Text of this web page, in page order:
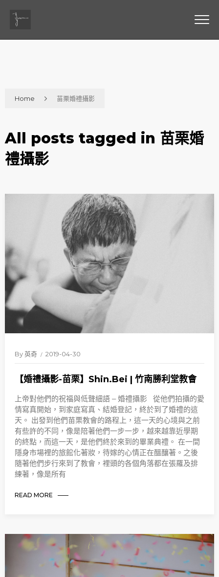
Home 苗栗婚禮攝影
All posts tagged in 苗栗婚
禮攝影
By英奇 2019-04-30
【婚禮攝影-苗栗】Shin.Bei | 竹南勝利堂教會
上帝對他們的祝福與低聲細語 – 婚禮攝影 從他們拍攝的愛
情寫真開始，到家庭寫真、結婚登記，終於到了婚禮的這
天。 出發到他們苗栗教會的路程上，這一天的心境與之前
有些許的不同，像是陪著他們一步一步，越來越靠近學期
的終點，而這一天，是他們終於來到的畢業典禮。 在一間
隱身市場裡的旅館化著妝，待嫁的心情正在醞釀著。之後
隨著他們步行來到了教會，裡頭的各個角落都在張羅及排
練著，像是所有
READ MORE